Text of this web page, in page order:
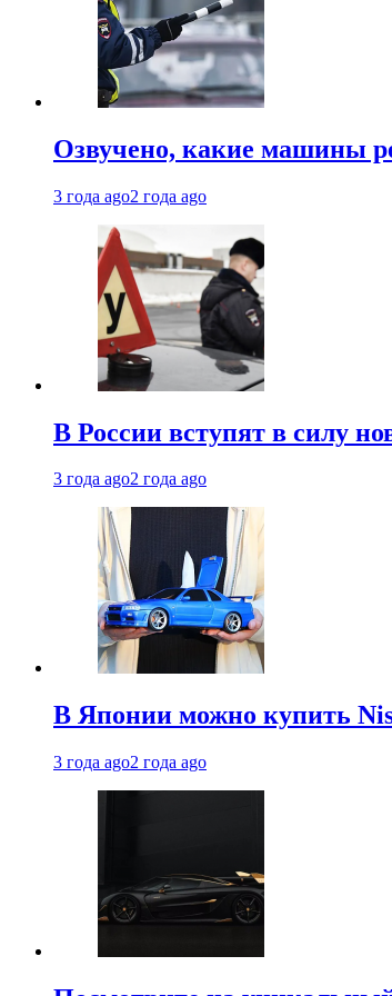
Озвучено, какие машины
3 года ago2 года ago
В России вступят в силу
3 года ago2 года ago
В Японии можно купить
3 года ago2 года ago